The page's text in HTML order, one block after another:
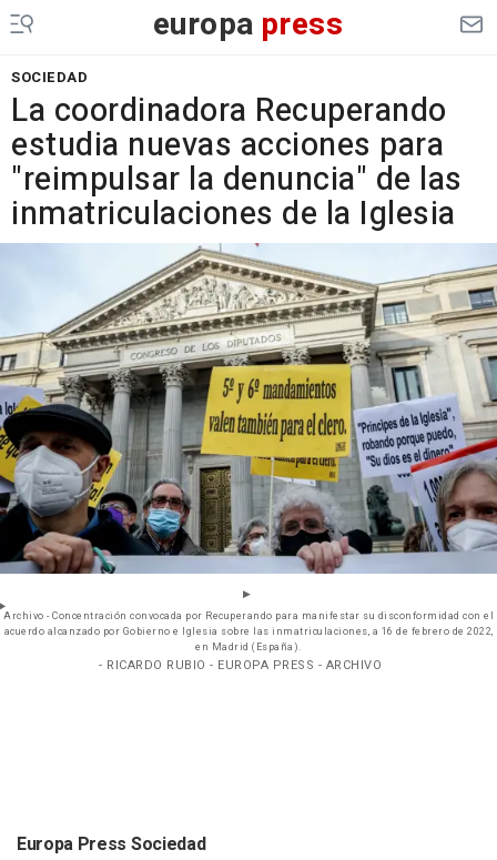
europa press
SOCIEDAD
La coordinadora Recuperando
estudia nuevas acciones para
"reimpulsar la denuncia" de las
inmatriculaciones de la Iglesia
Archivo - Concentración convocada por Recuperando para manifestar su disconformidad con el
acuerdo alcanzado por Gobierno e Iglesia sobre las inmatriculaciones, a 16 de febrero de 2022,
en Madrid (España).
- RICARDO RUBIO - EUROPA PRESS - ARCHIVO
Europa Press Sociedad